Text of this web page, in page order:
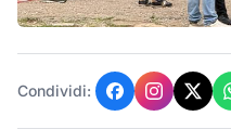
Condividi: